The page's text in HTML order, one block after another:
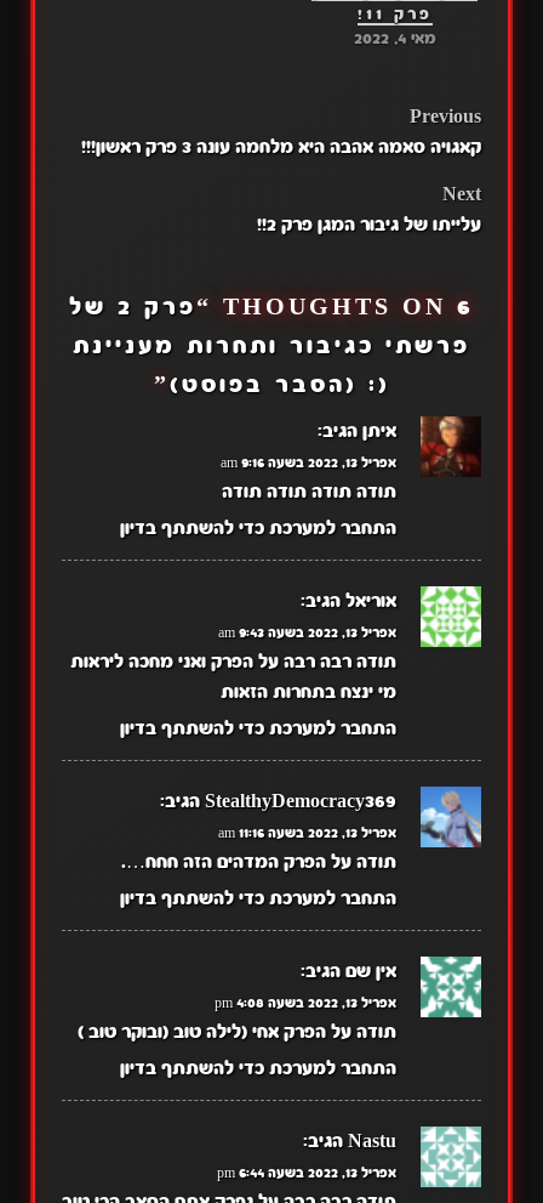
פרק 11!
מאי 4, 2022
POST
Previous
קאגויה סאמה אהבה היא מלחמה עונה 3 פרק ראשון!!!
Next
עלייתו של גיבור המגן פרק 2!!
6 THOUGHTS ON “
פרק 2 של
פרשתי כגיבור ותחרות מעניינת
(: (הסבר בפוסט) ”
איתן הגיב:
אפריל 13, 2022 בשעה 9:16 am
תודה תודה תודה תודה
התחבר למערכת כדי להשתתף בדיון
אוריאל הגיב:
אפריל 13, 2022 בשעה 9:43 am
תודה רבה רבה על הפרק ואני מחכה ליראות
מי ינצח בתחרות הזאות
התחבר למערכת כדי להשתתף בדיון
StealthyDemocracy369 הגיב:
אפריל 13, 2022 בשעה 11:16 am
תודה על הפרק המדהים הזה חחח….
התחבר למערכת כדי להשתתף בדיון
אין שם הגיב:
אפריל 13, 2022 בשעה 4:08 pm
תודה על הפרק אחי (לילה טוב (ובוקר טוב )
התחבר למערכת כדי להשתתף בדיון
Nastu הגיב:
אפריל 13, 2022 בשעה 6:44 pm